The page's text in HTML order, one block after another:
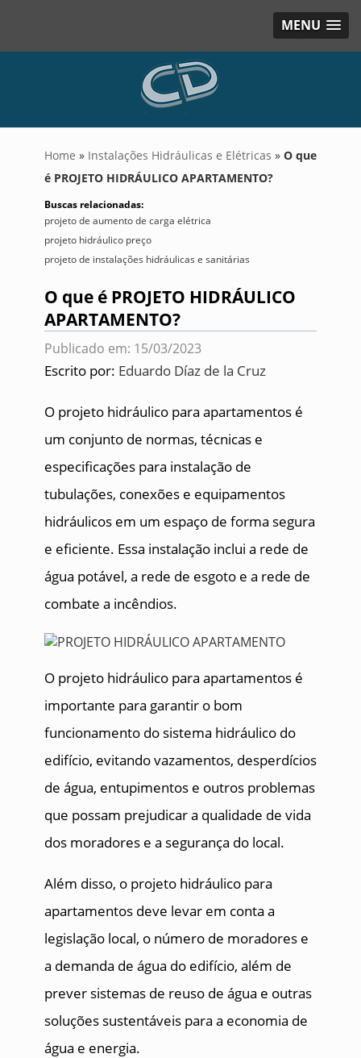
MENU
Home » Instalações Hidráulicas e Elétricas » O que
é PROJETO HIDRÁULICO APARTAMENTO?
Buscas relacionadas:
projeto de aumento de carga elétrica
projeto hidráulico preço
projeto de instalações hidráulicas e sanitárias
O que é PROJETO HIDRÁULICO
APARTAMENTO?
Publicado em: 15/03/2023
Escrito por: Eduardo Díaz de la Cruz
O projeto hidráulico para apartamentos é
um conjunto de normas, técnicas e
especificações para instalação de
tubulações, conexões e equipamentos
hidráulicos em um espaço de forma segura
e eficiente. Essa instalação inclui a rede de
água potável, a rede de esgoto e a rede de
combate a incêndios.
O projeto hidráulico para apartamentos é
importante para garantir o bom
funcionamento do sistema hidráulico do
edifício, evitando vazamentos, desperdícios
de água, entupimentos e outros problemas
que possam prejudicar a qualidade de vida
dos moradores e a segurança do local.
Além disso, o projeto hidráulico para
apartamentos deve levar em conta a
legislação local, o número de moradores e
a demanda de água do edifício, além de
prever sistemas de reuso de água e outras
soluções sustentáveis para a economia de
água e energia.